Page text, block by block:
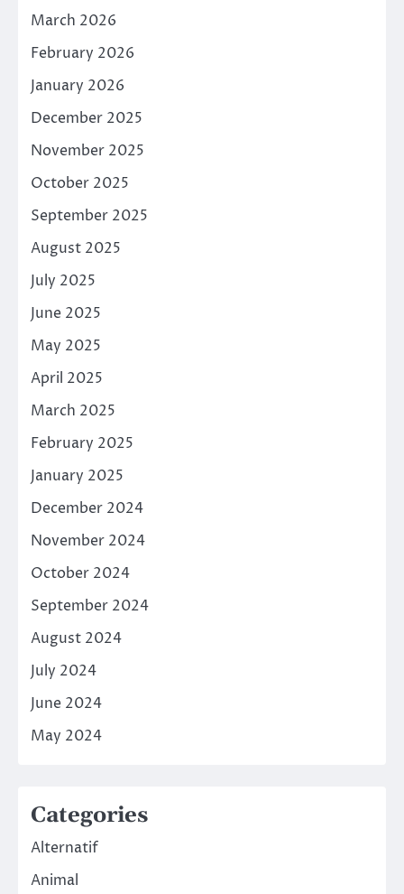
March 2026
February 2026
January 2026
December 2025
November 2025
October 2025
September 2025
August 2025
July 2025
June 2025
May 2025
April 2025
March 2025
February 2025
January 2025
December 2024
November 2024
October 2024
September 2024
August 2024
July 2024
June 2024
May 2024
Categories
Alternatif
Animal